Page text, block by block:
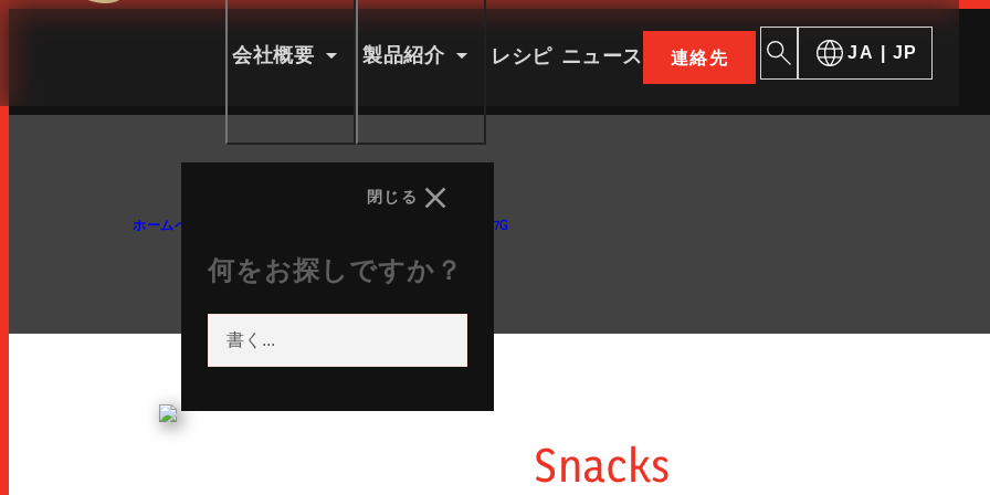
会社概要
会社概要
製品紹介
製品紹介
レシピ ニュース 連絡先
閉じる
何をお探しですか？
ソーシャル ネットワークでさらに多くのエスプーニャ体験を
JA | JP
英語
ホームページ STICKS CHORIZO SCHARF 27G
Snacks